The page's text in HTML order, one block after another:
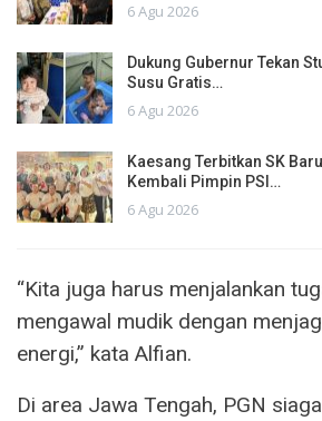
6 Agu 2026
Dukung Gubernur Tekan
Susu Gratis…
6 Agu 2026
Kaesang Terbitkan SK
Kembali Pimpin PSI…
6 Agu 2026
“Kita juga harus menjalankan
mengawal mudik dengan
energi,” kata Alfian.
Di area Jawa Tengah, PGN